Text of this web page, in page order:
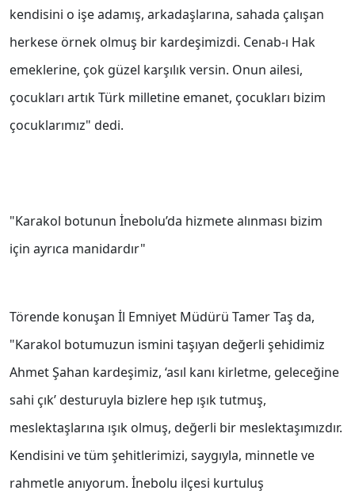
kendisini o işe adamış, arkadaşlarına, sahada çalışan
herkese örnek olmuş bir kardeşimizdi. Cenab-ı Hak
emeklerine, çok güzel karşılık versin. Onun ailesi,
çocukları artık Türk milletine emanet, çocukları bizim
çocuklarımız" dedi.
"Karakol botunun İnebolu’da hizmete alınması bizim
için ayrıca manidardır"
Törende konuşan İl Emniyet Müdürü Tamer Taş da,
"Karakol botumuzun ismini taşıyan değerli şehidimiz
Ahmet Şahan kardeşimiz, ‘asıl kanı kirletme, geleceğine
sahi çık’ desturuyla bizlere hep ışık tutmuş,
meslektaşlarına ışık olmuş, değerli bir meslektaşımızdır.
Kendisini ve tüm şehitlerimizi, saygıyla, minnetle ve
rahmetle anıyorum. İnebolu ilçesi kurtuluş